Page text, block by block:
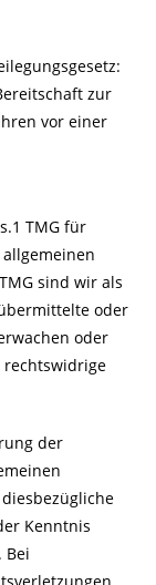
zur
vor einer
TMG für
sind wir als
oder
oder
rechtswidrige
der
Kenntnis
Bei